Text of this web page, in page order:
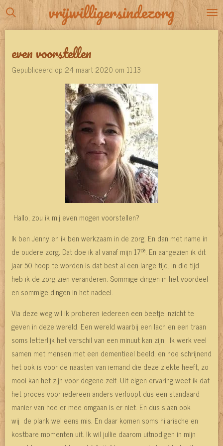
Ga
direct
de
vrijwilligersindezorg
even voorstellen
Gepubliceerd op 24 maart 2020 om 11:13
Hallo, zou ik mij even mogen voorstellen?
Ik ben Jenny en ik ben werkzaam in de zorg. En dan met name in
de oudere zorg. Dat doe ik al vanaf mijn 17de. En aangezien ik dit
jaar 50 hoop te worden is dat best al een lange tijd. In die tijd
heb ik de zorg zien veranderen. Sommige dingen in het voordeel
en sommige dingen in het nadeel.
Via deze weg wil ik proberen iedereen een beetje inzicht te
geven in deze wereld. Een wereld waarbij een lach en een traan
soms letterlijk het verschil van een minuut kan zijn. Ik werk veel
samen met mensen met een dementieel beeld, en hoe schrijnend
het ook is voor de naasten van iemand die deze ziekte heeft, zo
mooi kan het zijn voor degene zelf. Uit eigen ervaring weet ik dat
het proces voor iedereen anders verloopt dus een standaard
manier van hoe er mee omgaan is er niet. En dus slaan ook
wij de plank wel eens mis. En daar komen soms hilarische en
kostbare momenten uit. Ik wil jullie daarom uitnodigen in mijn